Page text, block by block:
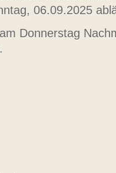
06.09.2025
Donnerstag